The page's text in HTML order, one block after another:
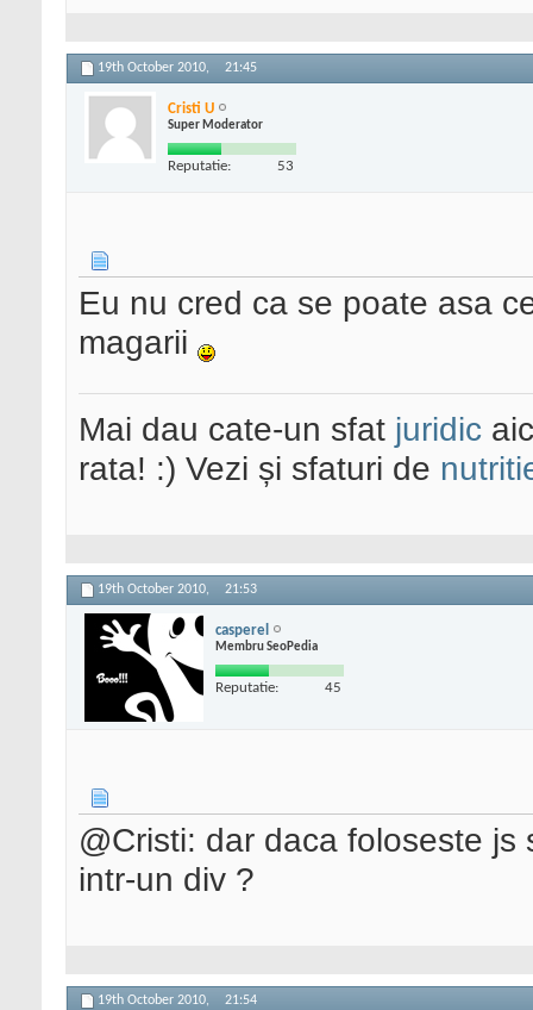
19th October 2010, 21:45
Cristi U
Super Moderator
Reputatie: 53
Eu nu cred ca se poate asa
magarii
Mai dau cate-un sfat juridic
rata! :) Vezi și sfaturi de
19th October 2010, 21:53
casperel
Membru SeoPedia
Reputatie: 45
@Cristi: dar daca foloseste
intr-un div ?
19th October 2010, 21:54